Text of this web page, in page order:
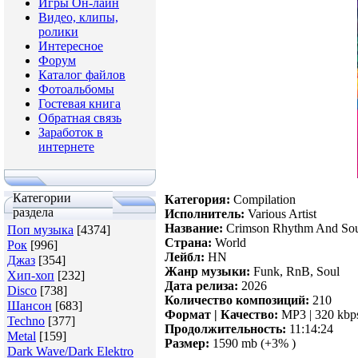
Игры Он-лайн
Видео, клипы,
ролики
Интересное
Форум
Каталог файлов
Фотоальбомы
Гостевая книга
Обратная связь
Заработок в
интернете
Категории
раздела
Поп музыка [4374]
Рок [996]
Джаз [354]
Хип-хоп [232]
Disco [738]
Шансон [683]
Techno [377]
Metal [159]
Dark Wave/Dark Elektro
Категория: Compilation
Исполнитель: Various Artist
Название: Crimson Rhythm And
Страна: World
Лейбл: HN
Жанр музыки: Funk, RnB, Soul
Дата релиза: 2026
Количество композиций: 210
Формат | Качество: MP3 | 320
Продолжительность: 11:14:24
Размер: 1590 mb (+3% )